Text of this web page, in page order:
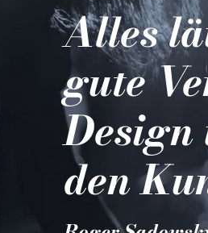
Alles
gute
den